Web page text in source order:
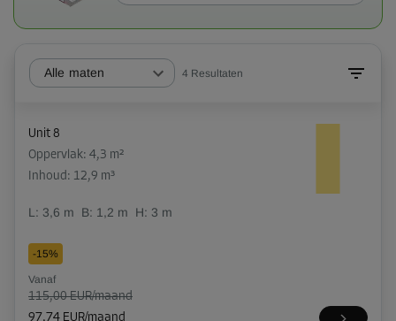
Alle maten 4 Resultaten
Unit 8
Oppervlak: 4,3 m²
Inhoud: 12,9 m³
L: 3,6 m B: 1,2 m H: 3 m
-15%
Vanaf
115,00 EUR/maand
97,74 EUR/maand